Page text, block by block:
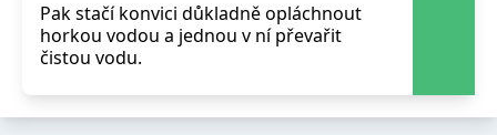
Pak stačí konvici důkladně opláchnout
horkou vodou a jednou v ní převařit
čistou vodu.